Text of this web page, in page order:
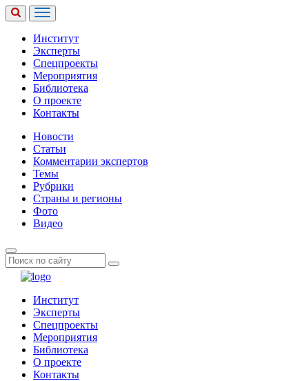
Институт
Эксперты
Спецпроекты
Мероприятия
Библиотека
О проекте
Контакты
Новости
Статьи
Комментарии экспертов
Темы
Рубрики
Страны и регионы
Фото
Видео
Институт
Эксперты
Спецпроекты
Мероприятия
Библиотека
О проекте
Контакты